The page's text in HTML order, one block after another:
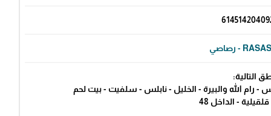
RASASI - رصاصي
التالية:
رام الله والبيرة - الخليل - نابلس - سلفيت - بيت لحم
- الداخل 48